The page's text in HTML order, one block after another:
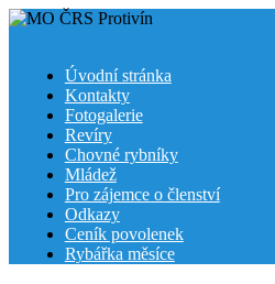
Úvodní stránka
Kontakty
Fotogalerie
Revíry
Chovné rybníky
Mládež
Pro zájemce o členství
Odkazy
Ceník povolenek
Rybářka měsíce